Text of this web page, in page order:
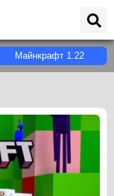
Майнкрафт 1.22